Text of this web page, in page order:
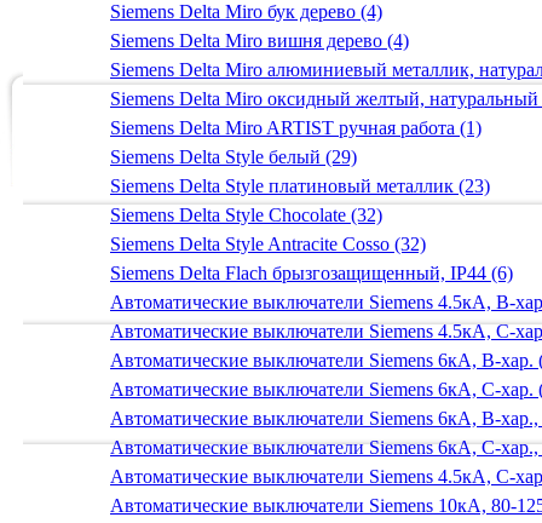
Siemens Delta Miro бук дерево (4)
Siemens Delta Miro вишня дерево (4)
Siemens Delta Miro алюминиевый металлик,
Siemens Delta Miro оксидный желтый,
Siemens Delta Miro ARTIST ручная работа (1)
Siemens Delta Style белый (29)
Siemens Delta Style платиновый металлик (23)
Siemens Delta Style Chocolate (32)
Siemens Delta Style Antracite Cosso (32)
Siemens Delta Flach брызгозащищенный, IP44 (6)
Автоматические выключатели Siemens 4.5кА, B-
Автоматические выключатели Siemens 4.5кА, C-
Автоматические выключатели Siemens 6кА, B-хар.
Автоматические выключатели Siemens 6кА, С-хар.
Автоматические выключатели Siemens 6кА, B-
Автоматические выключатели Siemens 6кА, C-
Автоматические выключатели Siemens 4.5кА, C-
Автоматические выключатели Siemens 10кА, 80-